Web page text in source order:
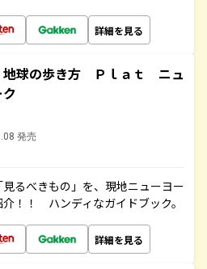
詳細を見る
球の歩き方 Ｐｌａｔ ニュ
発売
見るべきもの」を、現地ニューヨー
！！ ハンディなガイドブック。
詳細を見る